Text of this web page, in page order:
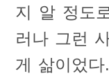
지 알 정도
러나 그런
게 삶이었